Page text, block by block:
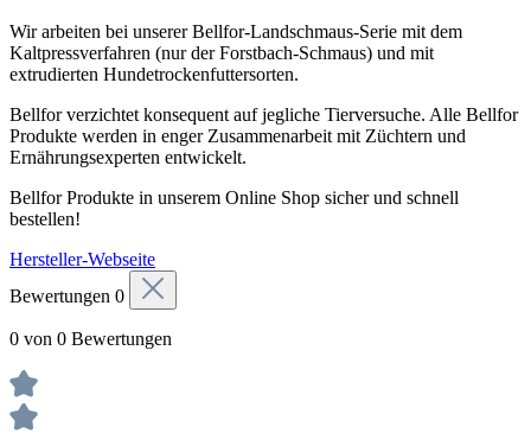
Wir arbeiten bei unserer Bellfor-Landschmaus-Serie mit dem
Kaltpressverfahren (nur der Forstbach-Schmaus) und mit
extrudierten Hundetrockenfuttersorten.
Bellfor verzichtet konsequent auf jegliche Tierversuche. Alle Bellfor
Produkte werden in enger Zusammenarbeit mit Züchtern und
Ernährungsexperten entwickelt.
Bellfor Produkte in unserem Online Shop sicher und schnell
bestellen!
Hersteller-Webseite
Bewertungen 0
0 von 0 Bewertungen